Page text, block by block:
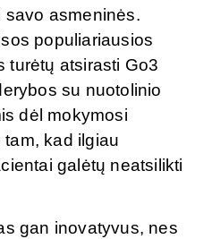
savo asmeninės.
populiariausios
turėtų atsirasti Go3
su nuotolinio
dėl mokymosi
kad ilgiau
galėtų neatsilikti
gan inovatyvus, nes